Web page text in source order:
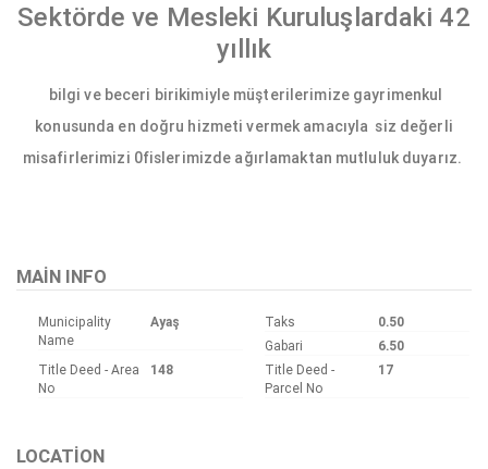
Sektörde ve Mesleki Kuruluşlardaki 42
yıllık
bilgi ve beceri birikimiyle müşterilerimize gayrimenkul
konusunda en doğru hizmeti vermek amacıyla siz değerli
misafirlerimizi 0fislerimizde ağırlamaktan mutluluk duyarız.
MAIN INFO
Municipality
Name
Ayaş Taks
0.50
Gabari
6.50
Title Deed - Area
No
148
Title Deed -
Parcel No
17
LOCATION